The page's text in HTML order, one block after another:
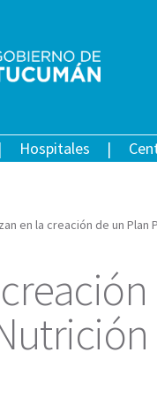
Hospitales
en la creación de un Plan